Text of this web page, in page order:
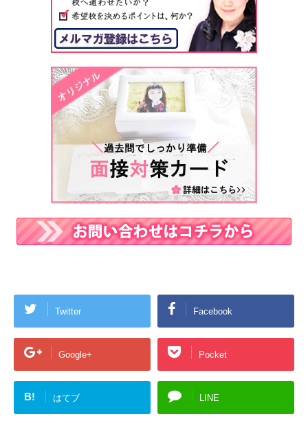
Twitter Facebook
Google+ Pocket
B! はてブ LINE